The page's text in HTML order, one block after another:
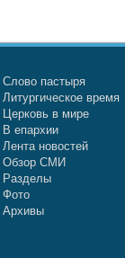
Слово пастыря
Литургическое время
Церковь в мире
В епархии
Лента новостей
Обзор СМИ
Разделы
Фото
Архивы